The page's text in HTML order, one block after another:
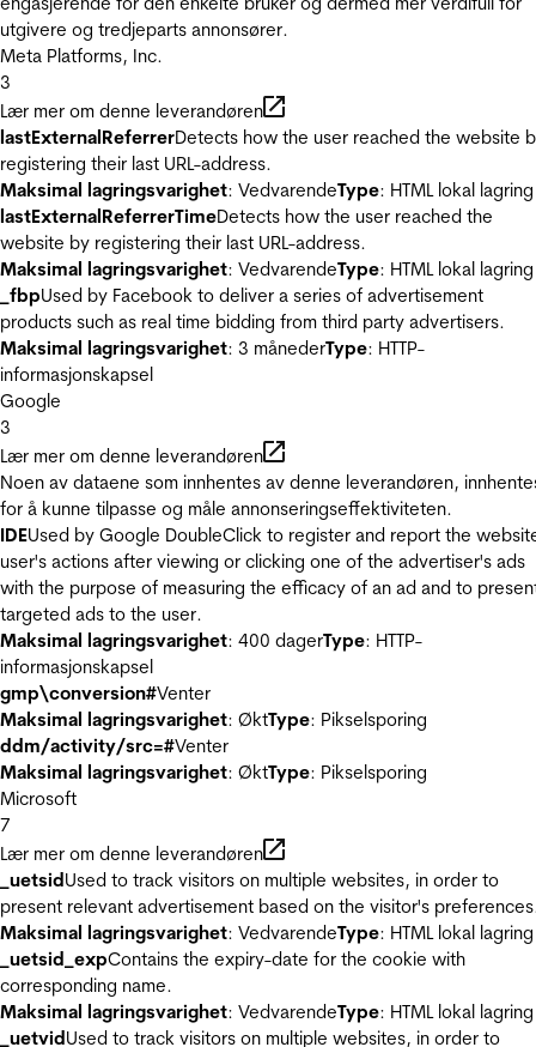
utgivere og tredjeparts annonsører.
Meta Platforms, Inc.
3
Lær mer om denne leverandøren
lastExternalReferrerDetects how the user reached the website
registering their last URL-address.
Maksimal lagringsvarighet: VedvarendeType: HTML lokal lagring
lastExternalReferrerTimeDetects how the user reached the
website by registering their last URL-address.
Maksimal lagringsvarighet: VedvarendeType: HTML lokal lagring
_fbpUsed by Facebook to deliver a series of advertisement
products such as real time bidding from third party advertisers.
Maksimal lagringsvarighet: 3 månederType: HTTP-
informasjonskapsel
Google
3
Lær mer om denne leverandøren
Noen av dataene som innhentes av denne leverandøren,
for å kunne tilpasse og måle annonseringseffektiviteten.
IDEUsed by Google DoubleClick to register and report the
user's actions after viewing or clicking one of the advertiser's ads
with the purpose of measuring the efficacy of an ad and to
targeted ads to the user.
Maksimal lagringsvarighet: 400 dagerType: HTTP-
informasjonskapsel
gmp\conversion#Venter
Maksimal lagringsvarighet: ØktType: Pikselsporing
ddm/activity/src=#Venter
Maksimal lagringsvarighet: ØktType: Pikselsporing
Microsoft
7
Lær mer om denne leverandøren
_uetsidUsed to track visitors on multiple websites, in order to
present relevant advertisement based on the visitor's
Maksimal lagringsvarighet: VedvarendeType: HTML lokal lagring
_uetsid_expContains the expiry-date for the cookie with
corresponding name.
Maksimal lagringsvarighet: VedvarendeType: HTML lokal lagring
_uetvidUsed to track visitors on multiple websites, in order to